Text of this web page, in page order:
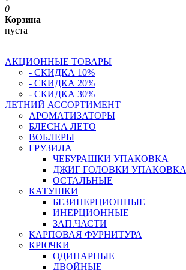
0
Корзина
пуста
АКЦИОННЫЕ ТОВАРЫ
- СКИДКА 10%
- СКИДКА 20%
- СКИДКА 30%
ЛЕТНИЙ АССОРТИМЕНТ
АРОМАТИЗАТОРЫ
БЛЕСНА ЛЕТО
ВОБЛЕРЫ
ГРУЗИЛА
ЧЕБУРАШКИ УПАКОВКА
ДЖИГ ГОЛОВКИ УПАКОВКА
ОСТАЛЬНЫЕ
КАТУШКИ
БЕЗИНЕРЦИОННЫЕ
ИНЕРЦИОННЫЕ
ЗАП.ЧАСТИ
КАРПОВАЯ ФУРНИТУРА
КРЮЧКИ
ОДИНАРНЫЕ
ДВОЙНЫЕ